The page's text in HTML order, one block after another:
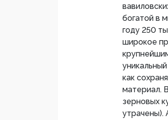
богатой в
году 250
широкое
как
материал.
зерновых
утрачены).